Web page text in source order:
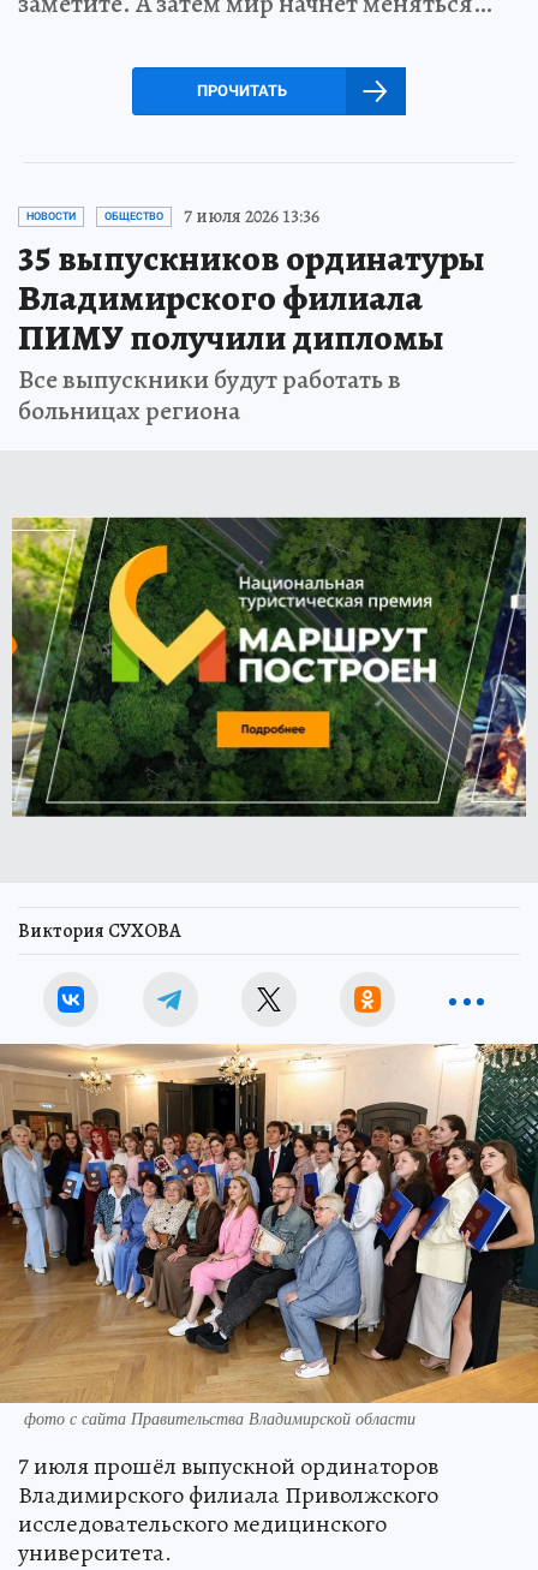
ПРОЧИТАТЬ
НОВОСТИ ОБЩЕСТВО 7 июля 2026 13:36
35 выпускников ординатуры
Владимирского филиала
ПИМУ получили дипломы
Все выпускники будут работать в
больницах региона
Виктория СУХОВА
фото с сайта Правительства Владимирской области
7 июля прошёл выпускной ординаторов
Владимирского филиала Приволжского
исследовательского медицинского
университета.